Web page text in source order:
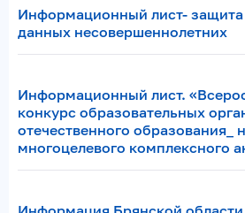
Информационный лист-
данных несовершеннолетних
Информационный лист.
конкурс образовательных
отечественного образования_
многоцелевого комплексного